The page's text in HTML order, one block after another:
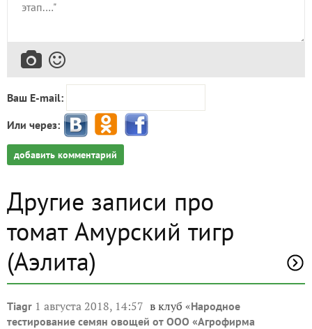
Ваш E-mail:
Или через:
добавить комментарий
Другие записи про
томат Амурский тигр
(Аэлита)
Tiagr 1 августа 2018, 14:57 в клуб «Народное
тестирование семян овощей от ООО «Агрофирма